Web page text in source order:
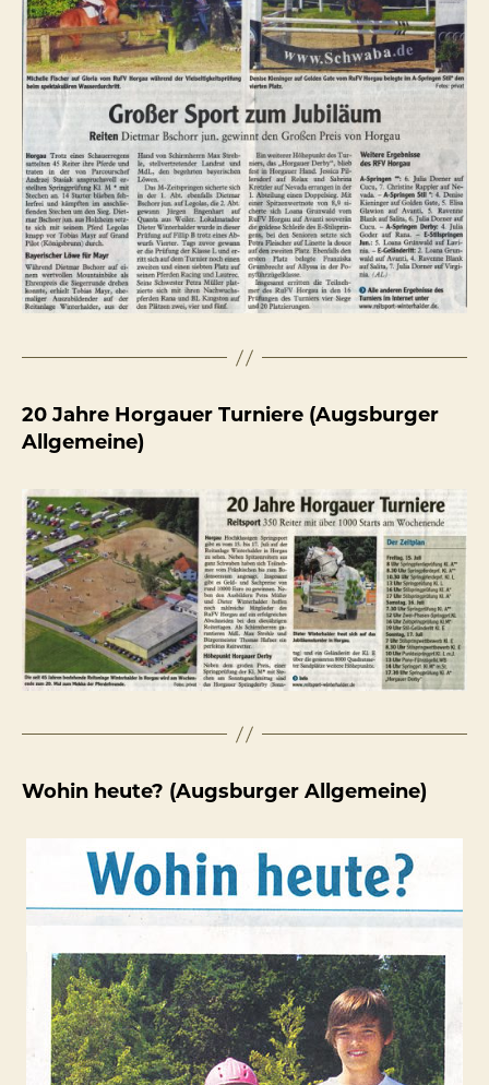
20 Jahre Horgauer Turniere (Augsburger
Allgemeine)
Wohin heute? (Augsburger Allgemeine)